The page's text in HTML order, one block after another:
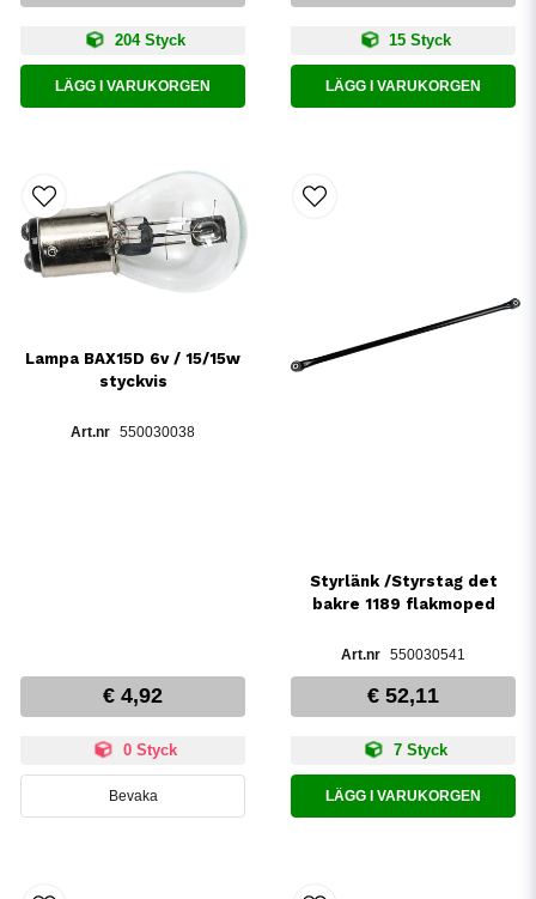
204 Styck
LÄGG I VARUKORGEN
15 Styck
LÄGG I VARUKORGEN
Lampa BAX15D 6v / 15/15w
styckvis
550030038
€ 4,92
0 Styck
Bevaka
Styrlänk /Styrstag det
bakre 1189 flakmoped
550030541
€ 52,11
7 Styck
LÄGG I VARUKORGEN